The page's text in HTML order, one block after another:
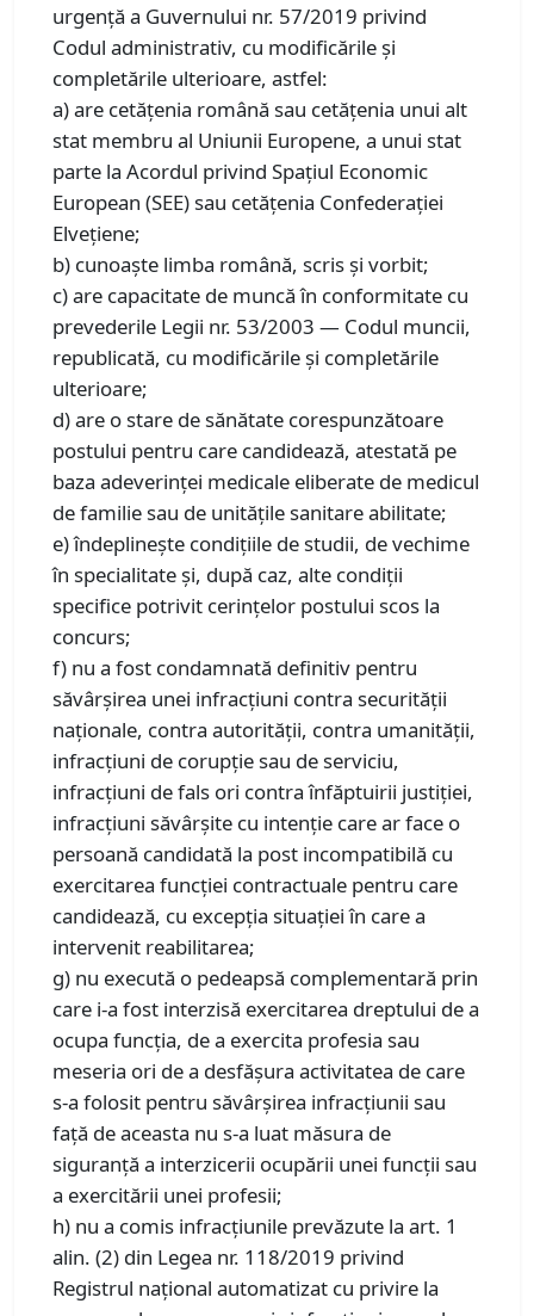
urgență a Guvernului nr. 57/2019 privind
Codul administrativ, cu modificările și
completările ulterioare, astfel:
a) are cetățenia română sau cetățenia unui alt
stat membru al Uniunii Europene, a unui stat
parte la Acordul privind Spațiul Economic
European (SEE) sau cetățenia Confederației
Elvețiene;
b) cunoaște limba română, scris și vorbit;
c) are capacitate de muncă în conformitate cu
prevederile Legii nr. 53/2003 — Codul muncii,
republicată, cu modificările și completările
ulterioare;
d) are o stare de sănătate corespunzătoare
postului pentru care candidează, atestată pe
baza adeverinței medicale eliberate de medicul
de familie sau de unitățile sanitare abilitate;
e) îndeplinește condițiile de studii, de vechime
în specialitate și, după caz, alte condiții
specifice potrivit cerințelor postului scos la
concurs;
f) nu a fost condamnată definitiv pentru
săvârșirea unei infracțiuni contra securității
naționale, contra autorității, contra umanității,
infracțiuni de corupție sau de serviciu,
infracțiuni de fals ori contra înfăptuirii justiției,
infracțiuni săvârșite cu intenție care ar face o
persoană candidată la post incompatibilă cu
exercitarea funcției contractuale pentru care
candidează, cu excepția situației în care a
intervenit reabilitarea;
g) nu execută o pedeapsă complementară prin
care i-a fost interzisă exercitarea dreptului de a
ocupa funcția, de a exercita profesia sau
meseria ori de a desfășura activitatea de care
s-a folosit pentru săvârșirea infracțiunii sau
față de aceasta nu s-a luat măsura de
siguranță a interzicerii ocupării unei funcții sau
a exercitării unei profesii;
h) nu a comis infracțiunile prevăzute la art. 1
alin. (2) din Legea nr. 118/2019 privind
Registrul național automatizat cu privire la